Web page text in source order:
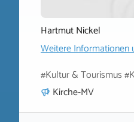
Hartmut Nickel
Weitere
#Kultur & Tourismus
Kirche-MV